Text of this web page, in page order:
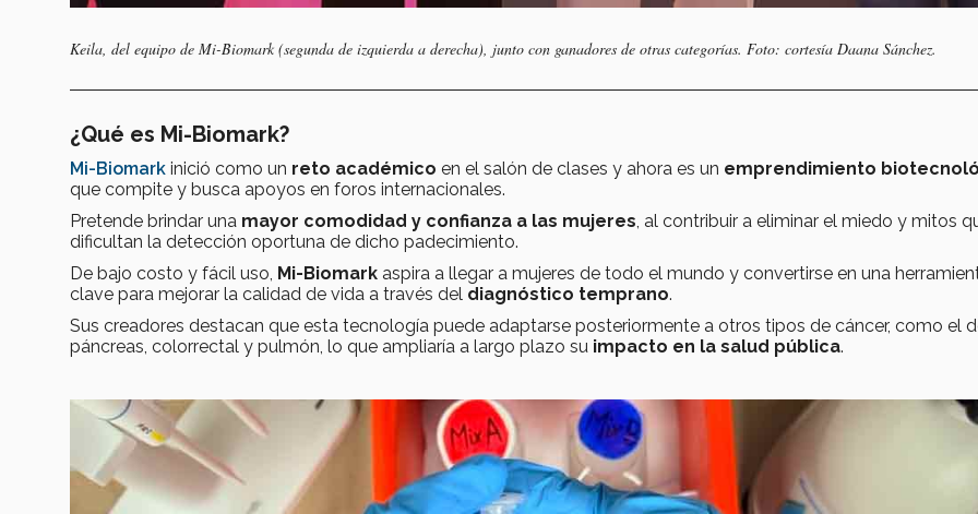
Keila, del equipo de Mi-Biomark (segunda de izquierda a derecha), junto con ganadores de otras categorías. Foto: cortesía Daana Sánchez.
¿Qué es Mi-Biomark?
Mi-Biomark inició como un reto académico en el salón de clases y ahora es un emprendimiento
que compite y busca apoyos en foros internacionales.
Pretende brindar una mayor comodidad y confianza a las mujeres, al contribuir a eliminar el miedo y mitos
dificultan la detección oportuna de dicho padecimiento.
De bajo costo y fácil uso, Mi-Biomark aspira a llegar a mujeres de todo el mundo y convertirse en una
clave para mejorar la calidad de vida a través del diagnóstico temprano.
Sus creadores destacan que esta tecnología puede adaptarse posteriormente a otros tipos de cáncer, como el
páncreas, colorrectal y pulmón, lo que ampliaría a largo plazo su impacto en la salud pública.